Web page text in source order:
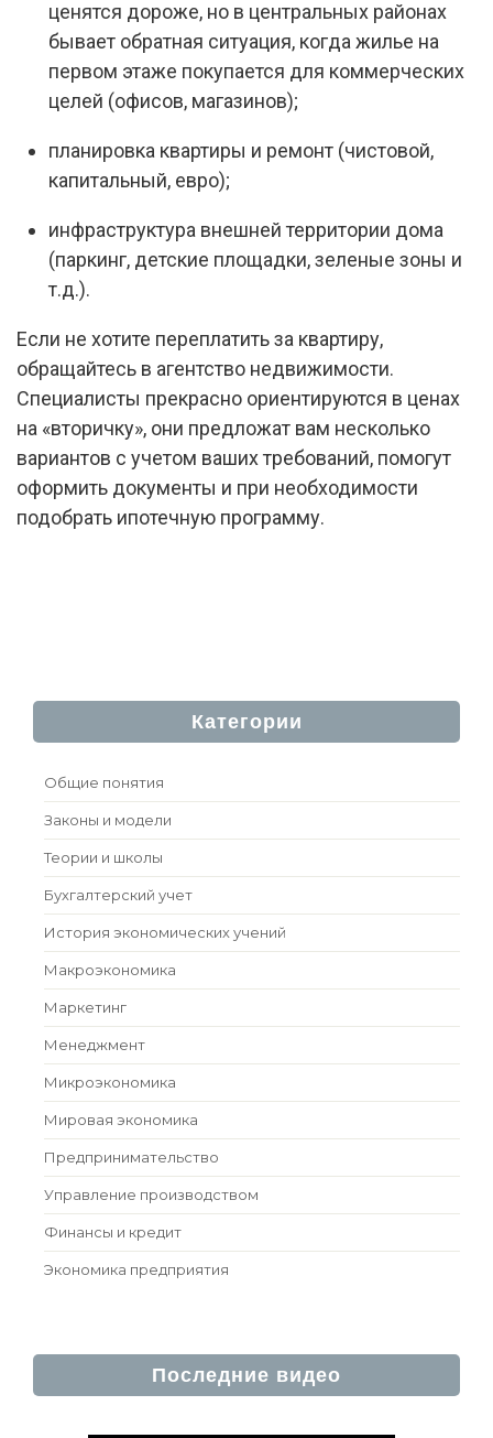
ценятся дороже, но в центральных районах
бывает обратная ситуация, когда жилье на
первом этаже покупается для коммерческих
целей (офисов, магазинов);
планировка квартиры и ремонт (чистовой,
капитальный, евро);
инфраструктура внешней территории дома
(паркинг, детские площадки, зеленые зоны и
т.д.).
Если не хотите переплатить за квартиру,
обращайтесь в агентство недвижимости.
Специалисты прекрасно ориентируются в ценах
на «вторичку», они предложат вам несколько
вариантов с учетом ваших требований, помогут
оформить документы и при необходимости
подобрать ипотечную программу.
Категории
Общие понятия
Законы и модели
Теории и школы
Бухгалтерский учет
История экономических учений
Макроэкономика
Маркетинг
Менеджмент
Микроэкономика
Мировая экономика
Предпринимательство
Управление производством
Финансы и кредит
Экономика предприятия
Последние видео